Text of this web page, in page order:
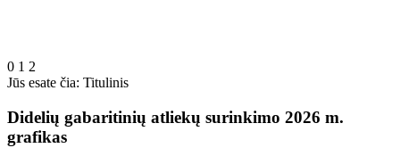
0 1 2
Jūs esate čia: Titulinis
Didelių gabaritinių atliekų surinkimo 2026 m.
grafikas